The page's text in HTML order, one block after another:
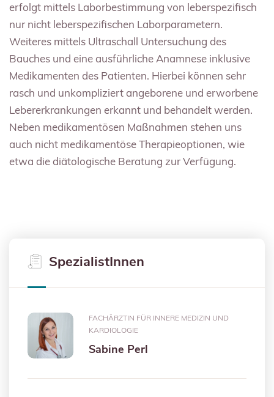
erfolgt mittels Laborbestimmung von leberspezifisch
nur nicht leberspezifischen Laborparametern.
Weiteres mittels Ultraschall Untersuchung des
Bauches und eine ausführliche Anamnese inklusive
Medikamenten des Patienten. Hierbei können sehr
rasch und unkompliziert angeborene und erworbene
Lebererkrankungen erkannt und behandelt werden.
Neben medikamentösen Maßnahmen stehen uns
auch nicht medikamentöse Therapieoptionen, wie
etwa die diätologische Beratung zur Verfügung.
SpezialistInnen
FACHÄRZTIN FÜR INNERE MEDIZIN UND
KARDIOLOGIE
Sabine Perl